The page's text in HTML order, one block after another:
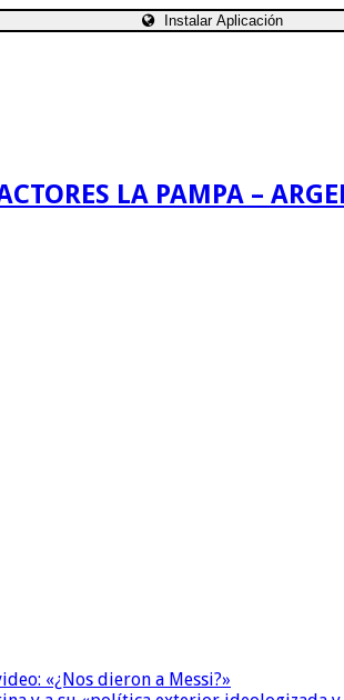
Instalar Aplicación
LA PAMPA –
«¿Nos dieron a Messi?»